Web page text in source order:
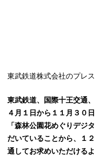
東武鉄道株式会社のプレ
東武鉄道、国際十王交通
４月１日から１１月３０
「森林公園花めぐりデジ
だいていることから、１
通してお求めいただける